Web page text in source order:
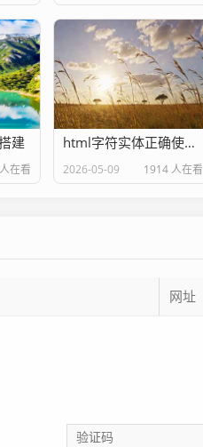
建
在看
html字符实体正确使用方法
2026-05-09 1914 人在看